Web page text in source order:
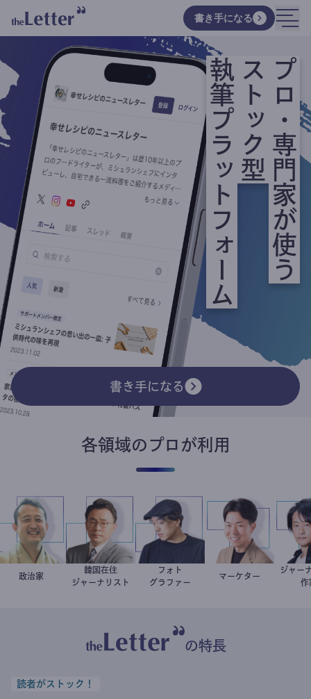
書き手になる
プロ・専門家が使う
ストック型
執筆プラットフォーム
書き手になる
各領域のプロが利用
小坂英二
政治家 徐台教
韓国在住
ジャーナリスト
別所隆弘
フォト
グラファー
室谷良平
マーケター
ジ
の特長
読者がストック！